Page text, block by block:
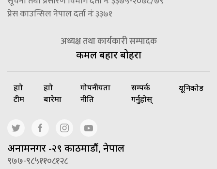
प्रेस काउन्सिल नेपाल दर्ता नंः ३३७१
अध्यक्ष तथा कार्यकारी सम्पादक
कमल बहादुर बोहरा
हाम्रो
टीम
हाम्रो
बारेमा
गोपनीयता
नीति
सम्पर्क
गर्नुहोस्
यूनिकोड
अनामनगर -२९ काठमाडौं, नेपाल
९७७-९८५११०८१२८